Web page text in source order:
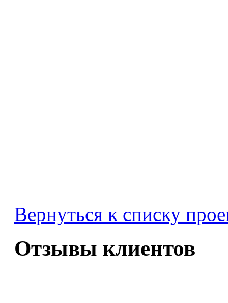
Вернуться к списку
Отзывы клиентов